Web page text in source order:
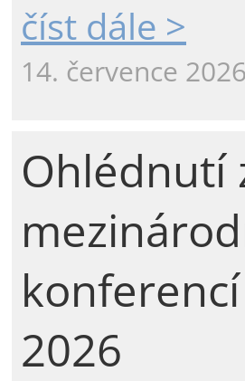
číst dále >
14. července 2026
Ohlédnutí
konferencí
2026